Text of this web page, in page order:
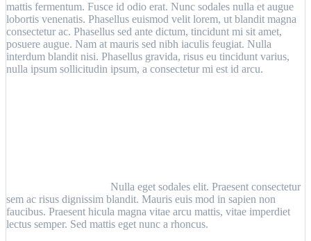
mattis fermentum. Fusce id odio erat. Nunc sodales nulla et augue
lobortis venenatis. Phasellus euismod velit lorem, ut blandit magna
consectetur ac. Phasellus sed ante dictum, tincidunt mi sit amet,
posuere augue. Nam at mauris sed nibh iaculis feugiat. Nulla
interdum blandit nisi. Phasellus gravida, risus eu tincidunt varius,
nulla ipsum sollicitudin ipsum, a consectetur mi est id arcu.
Nulla eget sodales elit. Praesent consectetur
sem ac risus dignissim blandit. Mauris euis mod in sapien non
faucibus. Praesent hicula magna vitae arcu mattis, vitae imperdiet
lectus semper. Sed mattis eget nunc a rhoncus.